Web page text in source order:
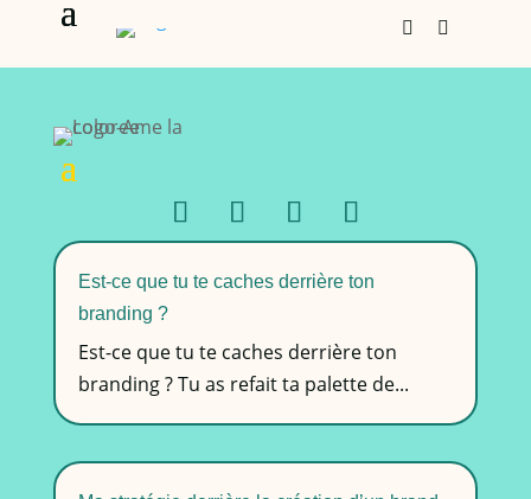
 
Est-ce que tu te caches derrière ton
branding ?
Est-ce que tu te caches derrière ton
branding ? Tu as refait ta palette de...